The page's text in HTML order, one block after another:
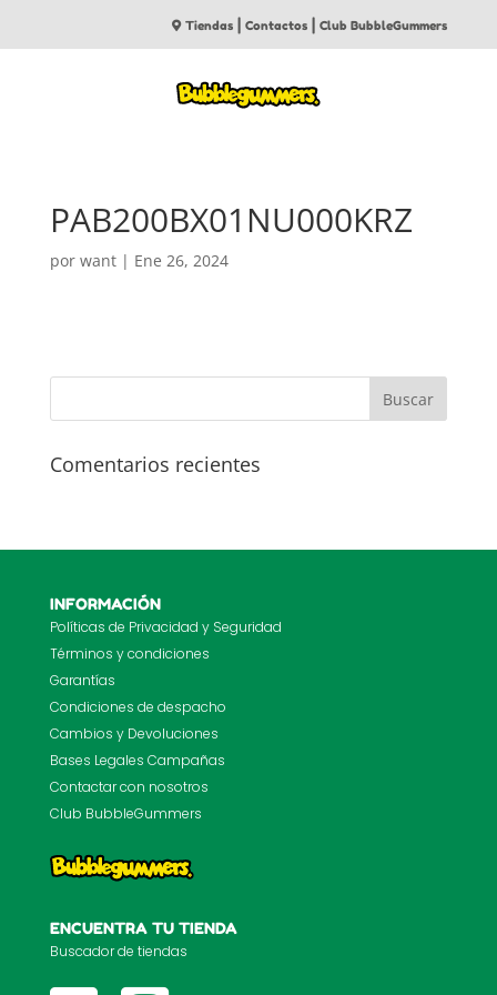
Tiendas |Contactos |Club BubbleGummers
PAB200BX01NU000KRZ
por want| Ene 26, 2024
Comentarios recientes
INFORMACIÓN
Políticas de Privacidad y Seguridad
Términos y condiciones
Garantías
Condiciones de despacho
Cambios y Devoluciones
Bases Legales Campañas
Contactar con nosotros
Club BubbleGummers
ENCUENTRA TU TIENDA
Buscador de tiendas